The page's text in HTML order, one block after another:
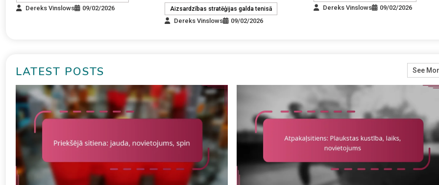
Dereks Vinslows 09/02/2026 Aizsardzības stratēģijas galda tenisā
Dereks Vinslows 09/02/2026
Dereks Vinslows 09/02/2026
LATEST POSTS See